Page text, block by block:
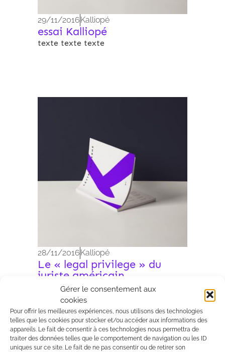
Gérer le consentement aux
cookies
Pour offrir les meilleures expériences, nous utilisons des technologies
telles que les cookies pour stocker et/ou accéder aux informations des
appareils. Le fait de consentir à ces technologies nous permettra de
traiter des données telles que le comportement de navigation ou les ID
uniques sur ce site. Le fait de ne pas consentir ou de retirer son
29/11/2016Kalliopé
essai Kalliopé
texte texte texte
28/11/2016Kalliopé
Le « legal privilege » du
juriste américain
inopposable aux mesures
avant procès réalisés en
France
La Cour de cassation vient rappeler
dans un arrêt récent publié au Bulletin
(Civ., 1ère, 3 novembre 2016, n°15-